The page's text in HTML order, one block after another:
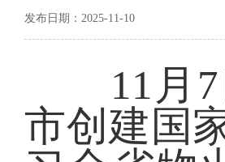
发布日期：2025-11-10
11月7
市创建国